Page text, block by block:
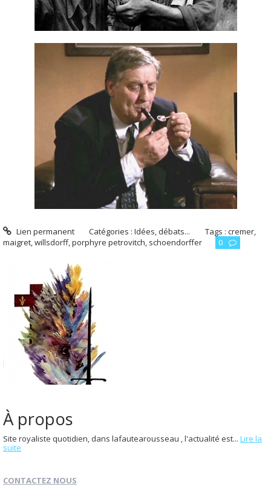
Lien permanent Catégories :Idées, débats... Tags :cremer
maigret willsdorff, porphyre petrovitch schoendorffer 0
À propos
Site royaliste quotidien, dans lafautearousseau , l'actualité est... Lire la
suite
CONTACTEZ NOUS